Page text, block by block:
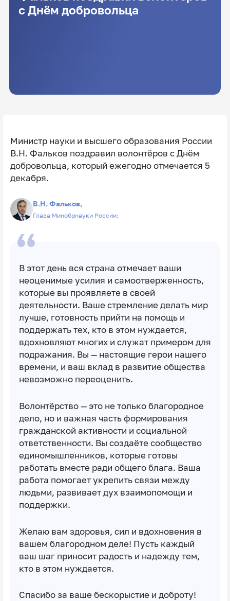
с Днём добровольца
Министр науки и высшего образования России
В.Н. Фальков поздравил волонтёров с Днём
добровольца, который ежегодно отмечается 5
декабря.
В.Н. Фальков,
Глава Минобрнауки России:
В этот день вся страна отмечает ваши
неоценимые усилия и самоотверженность,
которые вы проявляете в своей
деятельности. Ваше стремление делать мир
лучше, готовность прийти на помощь и
поддержать тех, кто в этом нуждается,
вдохновляют многих и служат примером для
подражания. Вы — настоящие герои нашего
времени, и ваш вклад в развитие общества
невозможно переоценить.
Волонтёрство — это не только благородное
дело, но и важная часть формирования
гражданской активности и социальной
ответственности. Вы создаёте сообщество
единомышленников, которые готовы
работать вместе ради общего блага. Ваша
работа помогает укрепить связи между
людьми, развивает дух взаимопомощи и
поддержки.
Желаю вам здоровья, сил и вдохновения в
вашем благородном деле! Пусть каждый
ваш шаг приносит радость и надежду тем,
кто в этом нуждается.
Спасибо за ваше бескорыстие и доброту!